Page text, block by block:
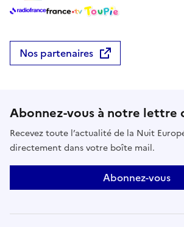
Nos partenaires
Abonnez-vous à notre lettre
Recevez toute l’actualité de la Nuit
directement dans votre boîte mail.
Abonnez-vous